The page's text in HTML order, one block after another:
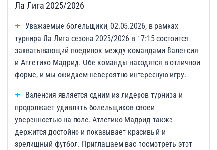
Ла Лига 2025/2026
Уважаемые болельщики, 02.05.2026, в рамках
турнира Ла Лига сезона 2025/2026 в 17:15 состоится
захватывающий поединок между командами Валенсия
и Атлетико Мадрид. Обе команды находятся в отличной
форме, и мы ожидаем невероятно интересную игру.
Валенсия является одним из лидеров турнира и
продолжает удивлять болельщиков своей
уверенностью на поле. Атлетико Мадрид также
держится достойно и показывает красивый и
зрелищный футбол. Приглашаем вас посмотреть этот